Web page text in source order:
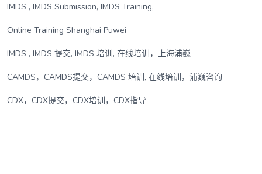
IMDS , IMDS Submission, IMDS Training,
Online Training Shanghai Puwei
IMDS , IMDS 提交, IMDS 培训, 在线培训，上海浦巍
CAMDS，CAMDS提交，CAMDS 培训, 在线培训，浦巍咨询
CDX，CDX提交，CDX培训，CDX指导